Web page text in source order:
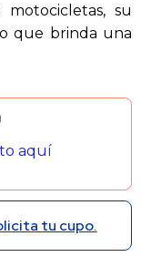
su
que brinda una
aquí
tu cupo.